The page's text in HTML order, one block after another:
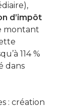
d’impôt
montant
114 %
dans
: création